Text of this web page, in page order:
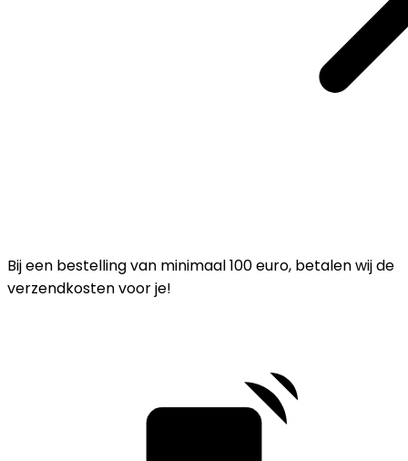
Bij een bestelling van minimaal 100 euro, betalen wij de
verzendkosten voor je!